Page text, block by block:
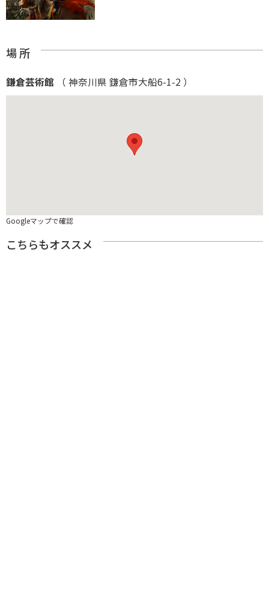
場 所
鎌倉芸術館 （ 神奈川県 鎌倉市大船6-1-2 ）
Googleマップで確認
こちらもオススメ